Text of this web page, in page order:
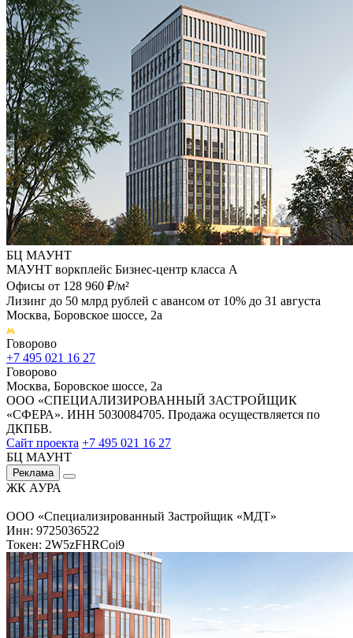
БЦ МАУНТ
МАУНТ воркплейс Бизнес-центр класса А
Офисы от 128 960 ₽/м²
Лизинг до 50 млрд рублей с авансом от 10% до 31 августа
Москва, Боровское шоссе, 2а
Говорово
+7 495 021 16 27
Говорово
Москва, Боровское шоссе, 2а
ООО «СПЕЦИАЛИЗИРОВАННЫЙ ЗАСТРОЙЩИК
«СФЕРА». ИНН 5030084705. Продажа осуществляется по
ДКПБВ.
Сайт проекта +7 495 021 16 27
БЦ МАУНТ
Реклама
ЖК АУРА
ООО «Специализированный Застройщик «МДТ»
Инн: 9725036522
Токен: 2W5zFHRCoi9